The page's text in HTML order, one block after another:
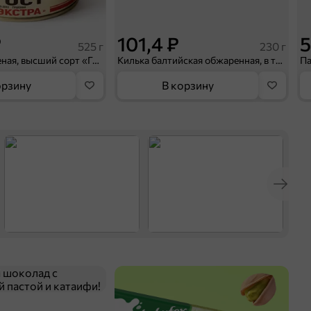
525 г
Говядина тушеная, высший сорт «Главпродукт», 525 г
101,4 ₽ 230 г
Килька балтийская обжаренная, в томатном соусе «Главпродукт», 230 г
В корзину